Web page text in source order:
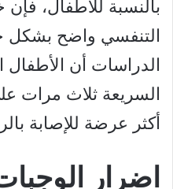
بالنسبة للأطفال،
التنفسي واضح
الدراسات أن الأطفال
السريعة ثلاث مرات
أكثر عرضة للإصابة
اضرار